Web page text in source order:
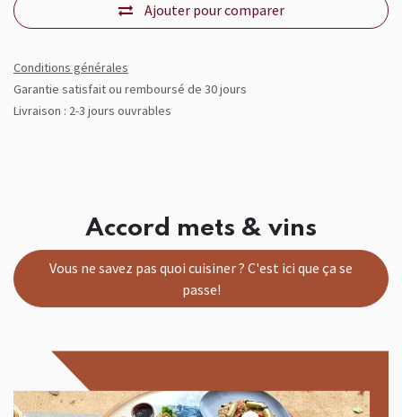
Ajouter pour comparer
Conditions générales
Garantie satisfait ou remboursé de 30 jours
Livraison : 2-3 jours ouvrables
Accord mets & vins
Vous ne savez pas quoi cuisiner ? C'est ici que ça se
passe!